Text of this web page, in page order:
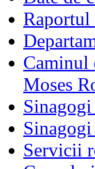
Caminul
Moses
Servicii